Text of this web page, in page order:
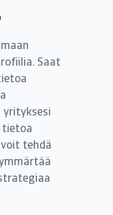
Saat
yrityksesi
tietoa
tehdä